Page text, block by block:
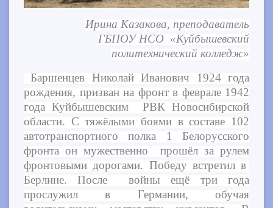
Ирина Казакова, преподаватель
ГБПОУ НСО «Куйбышевский
политехнический колледж»
Баршенцев Николай Иванович 1924 года
рождения, призван на фронт в феврале 1942
года Куйбышевским РВК Новосибирской
области. С тяжёлыми боями в составе 102
автотранспортного полка 1 Белорусского
фронта он мужественно прошёл за рулем
фронтовыми дорогами. Победу встретил в
Берлине. После войны ещё три года
прослужил в Германии, обучая